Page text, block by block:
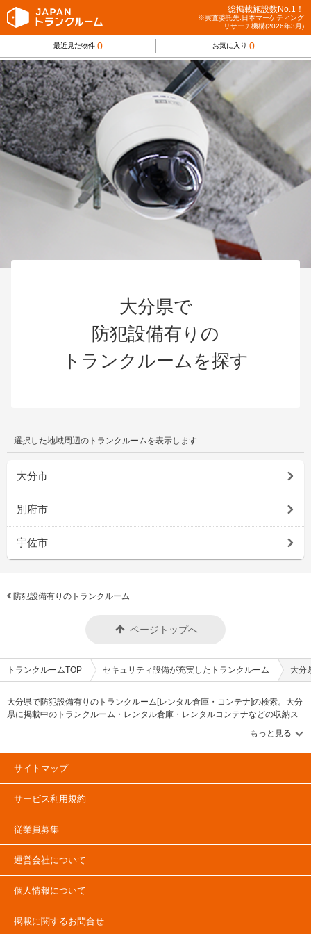
総掲載施設数No.1！
※実査委託先:日本マーケティング
リサーチ機構(2026年3月)
最近見た物件 0 お気に入り 0
大分県で
防犯設備有りの
トランクルームを探す
選択した地域周辺のトランクルームを表示します
大分市
別府市
宇佐市
防犯設備有りのトランクルーム
ページトップへ
トランクルームTOP セキュリティ設備が充実したトランクルーム 大分
大分県で防犯設備有りのトランクルーム[レンタル倉庫・コンテナ]の検索。大分
県に掲載中のトランクルーム・レンタル倉庫・レンタルコンテナなどの収納ス
ペースを、借りたい地域から探して、広さ・料金[賃料]・セキュリティ・防犯完
備・24時間出し入れ可能などの希望条件で絞込み！豊富な物件数から様々な方
法でご希望の収納スペースを簡単に探せるトランクルーム情報サイトです。大
分県で気になるトランクルームを見つけたら、メールか電話でお問合せが可能
サイトマップ
サービス利用規約
従業員募集
運営会社について
個人情報について
掲載に関するお問合せ